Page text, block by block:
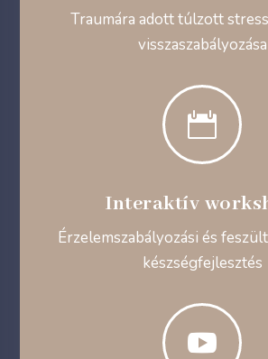
Traumára adott túlzott
visszaszabályozása

Interaktív
Érzelemszabályozási és
készségfejlesztés
